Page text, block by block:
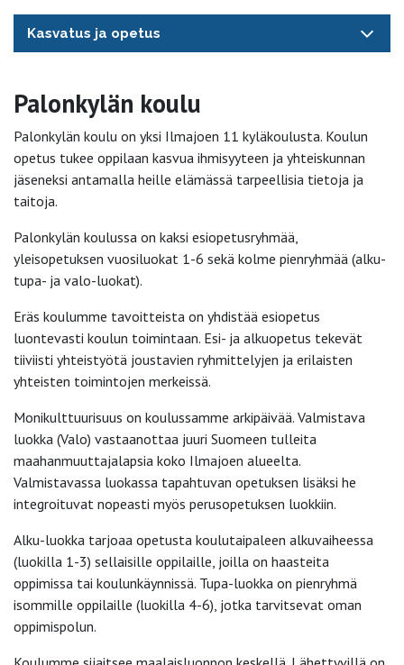
Kasvatus ja opetus
Palonkylän koulu
Palonkylän koulu on yksi Ilmajoen 11 kyläkoulusta. Koulun
opetus tukee oppilaan kasvua ihmisyyteen ja yhteiskunnan
jäseneksi antamalla heille elämässä tarpeellisia tietoja ja
taitoja.
Palonkylän koulussa on kaksi esiopetusryhmää,
yleisopetuksen vuosiluokat 1-6 sekä kolme pienryhmää (alku-
tupa- ja valo-luokat).
Eräs koulumme tavoitteista on yhdistää esiopetus
luontevasti koulun toimintaan. Esi- ja alkuopetus tekevät
tiiviisti yhteistyötä joustavien ryhmittelyjen ja erilaisten
yhteisten toimintojen merkeissä.
Monikulttuurisuus on koulussamme arkipäivää. Valmistava
luokka (Valo) vastaanottaa juuri Suomeen tulleita
maahanmuuttajalapsia koko Ilmajoen alueelta.
Valmistavassa luokassa tapahtuvan opetuksen lisäksi he
integroituvat nopeasti myös perusopetuksen luokkiin.
Alku-luokka tarjoaa opetusta koulutaipaleen alkuvaiheessa
(luokilla 1-3) sellaisille oppilaille, joilla on haasteita
oppimissa tai koulunkäynnissä. Tupa-luokka on pienryhmä
isommille oppilaille (luokilla 4-6), jotka tarvitsevat oman
oppimispolun.